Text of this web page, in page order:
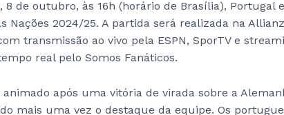
8 de outubro, às 16h (horário de Brasília), Portugal
Nações 2024/25. A partida será realizada na
transmissão ao vivo pela ESPN, SporTV e
real pelo Somos Fanáticos.
após uma vitória de virada sobre a
mais uma vez o destaque da equipe. Os